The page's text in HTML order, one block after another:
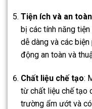
Tiện ích và an toàn
bị các tính năng
dễ dàng và các
động an toàn và
Chất liệu chế tạo:
từ chất liệu chế tạo
trường ẩm ướt và